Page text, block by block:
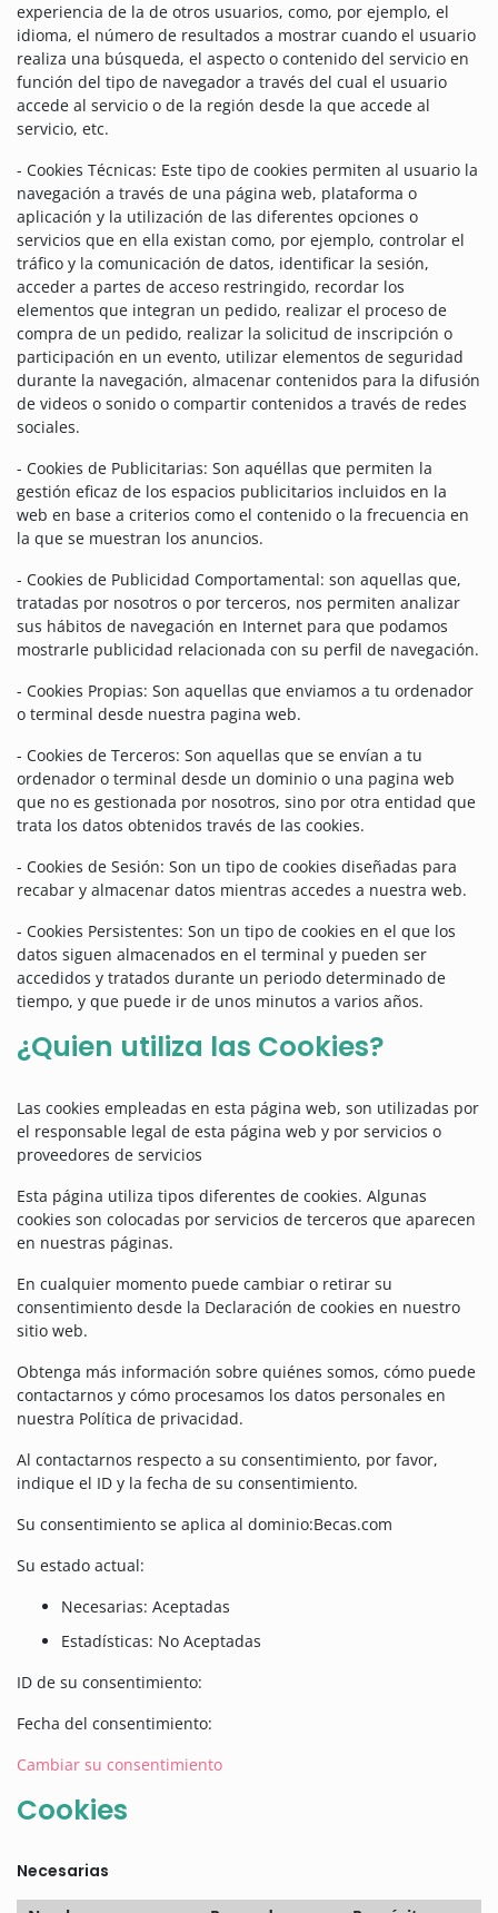
experiencia de la de otros usuarios, como, por ejemplo, el
idioma, el número de resultados a mostrar cuando el usuario
realiza una búsqueda, el aspecto o contenido del servicio en
función del tipo de navegador a través del cual el usuario
accede al servicio o de la región desde la que accede al
servicio, etc.
- Cookies Técnicas: Este tipo de cookies permiten al usuario la
navegación a través de una página web, plataforma o
aplicación y la utilización de las diferentes opciones o
servicios que en ella existan como, por ejemplo, controlar el
tráfico y la comunicación de datos, identificar la sesión,
acceder a partes de acceso restringido, recordar los
elementos que integran un pedido, realizar el proceso de
compra de un pedido, realizar la solicitud de inscripción o
participación en un evento, utilizar elementos de seguridad
durante la navegación, almacenar contenidos para la difusión
de videos o sonido o compartir contenidos a través de redes
sociales.
- Cookies de Publicitarias: Son aquéllas que permiten la
gestión eficaz de los espacios publicitarios incluidos en la
web en base a criterios como el contenido o la frecuencia en
la que se muestran los anuncios.
- Cookies de Publicidad Comportamental: son aquellas que,
tratadas por nosotros o por terceros, nos permiten analizar
sus hábitos de navegación en Internet para que podamos
mostrarle publicidad relacionada con su perfil de navegación.
- Cookies Propias: Son aquellas que enviamos a tu ordenador
o terminal desde nuestra pagina web.
- Cookies de Terceros: Son aquellas que se envían a tu
ordenador o terminal desde un dominio o una pagina web
que no es gestionada por nosotros, sino por otra entidad que
trata los datos obtenidos través de las cookies.
- Cookies de Sesión: Son un tipo de cookies diseñadas para
recabar y almacenar datos mientras accedes a nuestra web.
- Cookies Persistentes: Son un tipo de cookies en el que los
datos siguen almacenados en el terminal y pueden ser
accedidos y tratados durante un periodo determinado de
tiempo, y que puede ir de unos minutos a varios años.
¿Quien utiliza las Cookies?
Las cookies empleadas en esta página web, son utilizadas por
el responsable legal de esta página web y por servicios o
proveedores de servicios
Esta página utiliza tipos diferentes de cookies. Algunas
cookies son colocadas por servicios de terceros que aparecen
en nuestras páginas.
En cualquier momento puede cambiar o retirar su
consentimiento desde la Declaración de cookies en nuestro
sitio web.
Obtenga más información sobre quiénes somos, cómo puede
contactarnos y cómo procesamos los datos personales en
nuestra Política de privacidad.
Al contactarnos respecto a su consentimiento, por favor,
indique el ID y la fecha de su consentimiento.
Su consentimiento se aplica al dominio:Becas.com
Su estado actual:
Necesarias: Aceptadas
Estadísticas: No Aceptadas
ID de su consentimiento:
Fecha del consentimiento:
Cambiar su consentimiento
Cookies
Necesarias